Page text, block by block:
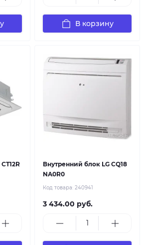
В корзину
Внутренний блок LG CQ18
NA0R0
Код товара: 240941
3 434.00 руб.